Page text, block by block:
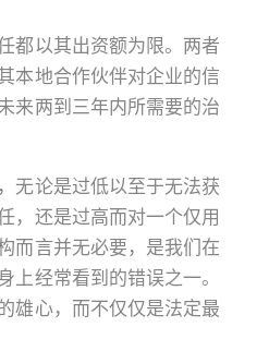
都以其出资额为限。两者
本地合作伙伴对企业的信
来两到三年内所需要的治
无论是过低以至于无法获
，还是过高而对一个仅用
而言并无必要，是我们在
上经常看到的错误之一。
雄心，而不仅仅是法定最